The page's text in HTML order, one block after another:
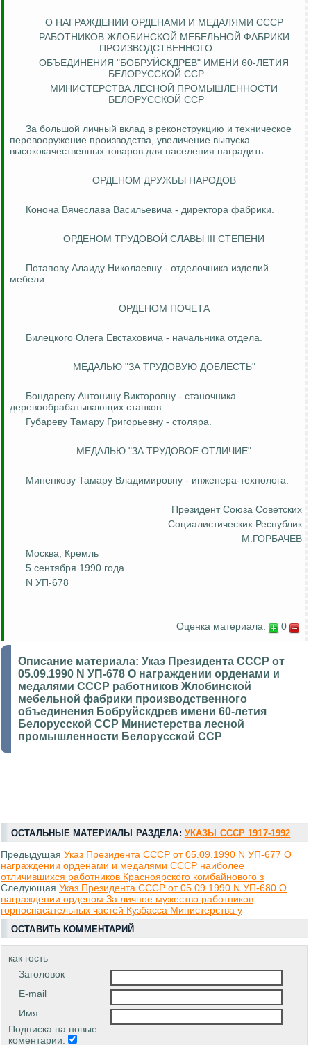
О НАГРАЖДЕНИИ ОРДЕНАМИ И МЕДАЛЯМИ СССР
РАБОТНИКОВ ЖЛОБИНСКОЙ МЕБЕЛЬНОЙ ФАБРИКИ
ПРОИЗВОДСТВЕННОГО
ОБЪЕДИНЕНИЯ "БОБРУЙСКДРЕВ" ИМЕНИ 60-ЛЕТИЯ
БЕЛОРУССКОЙ ССР
МИНИСТЕРСТВА ЛЕСНОЙ ПРОМЫШЛЕННОСТИ
БЕЛОРУССКОЙ ССР
За большой личный вклад в реконструкцию и техническое
перевооружение производства, увеличение выпуска
высококачественных товаров для населения наградить:
ОРДЕНОМ ДРУЖБЫ НАРОДОВ
Конона Вячеслава Васильевича - директора фабрики.
ОРДЕНОМ ТРУДОВОЙ СЛАВЫ III СТЕПЕНИ
Потапову Алаиду Николаевну - отделочника изделий
мебели.
ОРДЕНОМ ПОЧЕТА
Билецкого Олега Евстаховича - начальника отдела.
МЕДАЛЬЮ "ЗА ТРУДОВУЮ ДОБЛЕСТЬ"
Бондареву Антонину Викторовну - станочника
деревообрабатывающих станков.
Губареву Тамару Григорьевну - столяра.
МЕДАЛЬЮ "ЗА ТРУДОВОЕ ОТЛИЧИЕ"
Миненкову Тамару Владимировну - инженера-технолога.
Президент Союза Советских
Социалистических Республик
М.ГОРБАЧЕВ
Москва, Кремль
5 сентября 1990 года
N УП-678
Оценка материала: 0
Описание материала: Указ Президента СССР от
05.09.1990 N УП-678 О награждении орденами и
медалями СССР работников Жлобинской
мебельной фабрики производственного
объединения Бобруйскдрев имени 60-летия
Белорусской ССР Министерства лесной
промышленности Белорусской ССР
ОСТАЛЬНЫЕ МАТЕРИАЛЫ РАЗДЕЛА: УКАЗЫ СССР 1917-1992
Предыдущая Указ Президента СССР от 05.09.1990 N УП-677 О
награждении орденами и медалями СССР наиболее
отличившихся работников Красноярского комбайнового з
Следующая Указ Президента СССР от 05.09.1990 N УП-680 О
награждении орденом За личное мужество работников
горноспасательных частей Кузбасса Министерства у
ОСТАВИТЬ КОММЕНТАРИЙ
как гость
Заголовок
E-mail
Имя
Подписка на новые
коментарии: